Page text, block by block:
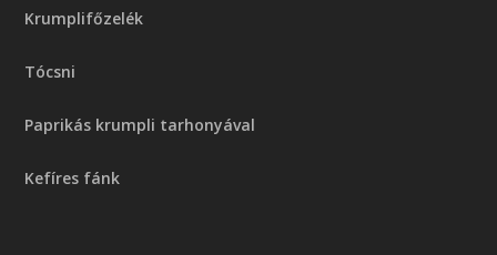
Krumplifőzelék
Tócsni
Paprikás krumpli tarhonyával
Kefíres fánk